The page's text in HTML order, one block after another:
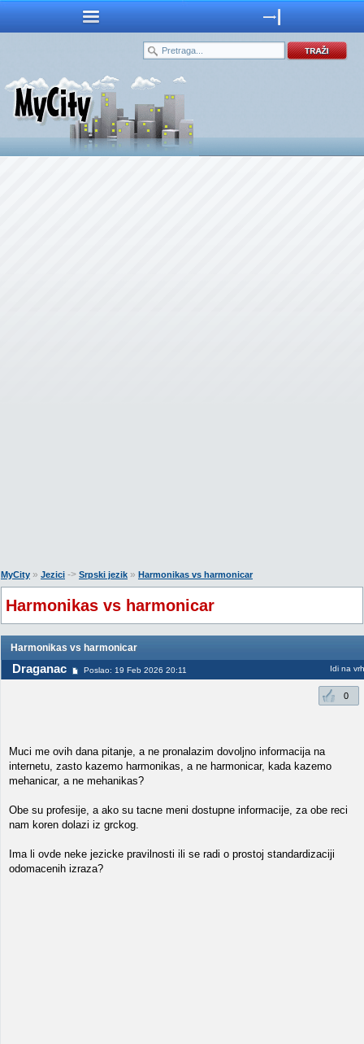
MyCity » Jezici -> Srpski jezik » Harmonikas vs harmonicar
Harmonikas vs harmonicar
Harmonikas vs harmonicar
Draganac Poslao: 19 Feb 2026 20:11 Idi na vrh
0
Muci me ovih dana pitanje, a ne pronalazim dovoljno informacija na
internetu, zasto kazemo harmonikas, a ne harmonicar, kada kazemo
mehanicar, a ne mehanikas?
Obe su profesije, a ako su tacne meni dostupne informacije, za obe reci
nam koren dolazi iz grckog.
Ima li ovde neke jezicke pravilnosti ili se radi o prostoj standardizaciji
odomacenih izraza?